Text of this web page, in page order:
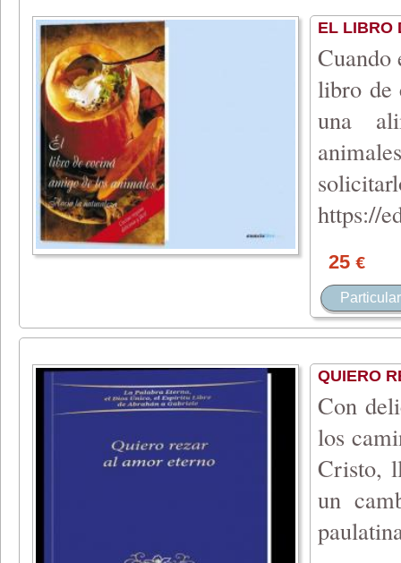
EL LIBRO
Cuando
libro de
una
https://
25 €
Particular
QUIERO
Con
los
Cristo,
un